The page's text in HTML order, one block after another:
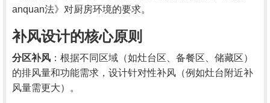
anquan法》对厨房环境的要求。
补风设计的核心原则
分区补风 ：根据不同区域（如灶台区、备餐区、储藏区）
的排风量和功能需求，设计针对性补风（例如灶台附近补
风量需更大）。